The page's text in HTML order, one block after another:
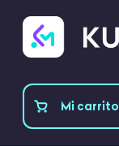
Mi carrito